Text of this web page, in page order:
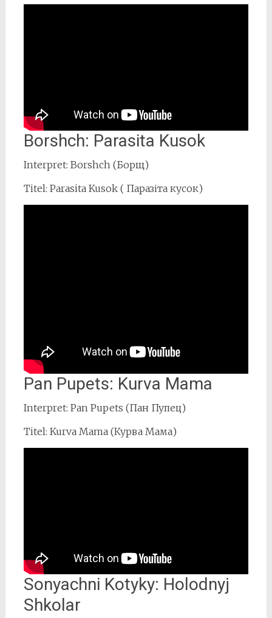
Borshch: Parasita Kusok
Interpret: Borshch (Борщ)
Titel: Parasita Kusok ( Паразіта кусок)
Pan Pupets: Kurva Mama
Interpret: Pan Pupets (Пан Пупец)
Titel: Kurva Mama (Курва Мама)
Sonyachni Kotyky: Holodnyj
Shkolar